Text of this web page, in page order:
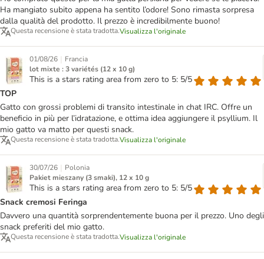
Ha mangiato subito appena ha sentito l’odore! Sono rimasta sorpresa
dalla qualità del prodotto. Il prezzo è incredibilmente buono!
Questa recensione è stata tradotta.Visualizza l'originale
01/08/26 | Francia
lot mixte : 3 variétés (12 x 10 g)
This is a stars rating area from zero to 5: 5/5
TOP
Gatto con grossi problemi di transito intestinale in chat IRC. Offre un
beneficio in più per l’idratazione, e ottima idea aggiungere il psyllium. Il
mio gatto va matto per questi snack.
Questa recensione è stata tradotta.Visualizza l'originale
30/07/26 | Polonia
Pakiet mieszany (3 smaki), 12 x 10 g
This is a stars rating area from zero to 5: 5/5
Snack cremosi Feringa
Davvero una quantità sorprendentemente buona per il prezzo. Uno degli
snack preferiti del mio gatto.
Questa recensione è stata tradotta.Visualizza l'originale